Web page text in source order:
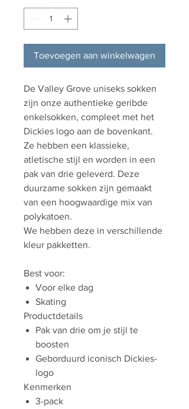
Toevoegen aan winkelwagen
De Valley Grove uniseks sokken
zijn onze authentieke geribde
enkelsokken, compleet met het
Dickies logo aan de bovenkant.
Ze hebben een klassieke,
atletische stijl en worden in een
pak van drie geleverd. Deze
duurzame sokken zijn gemaakt
van een hoogwaardige mix van
polykatoen.
We hebben deze in verschillende
kleur pakketten.
Best voor:
Voor elke dag
Skating
Productdetails
Pak van drie om je stijl te
boosten
Geborduurd iconisch Dickies-
logo
Kenmerken
3-pack